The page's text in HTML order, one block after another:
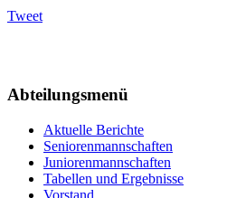
Tweet
Abteilungsmenü
Aktuelle Berichte
Seniorenmannschaften
Juniorenmannschaften
Tabellen und Ergebnisse
Vorstand